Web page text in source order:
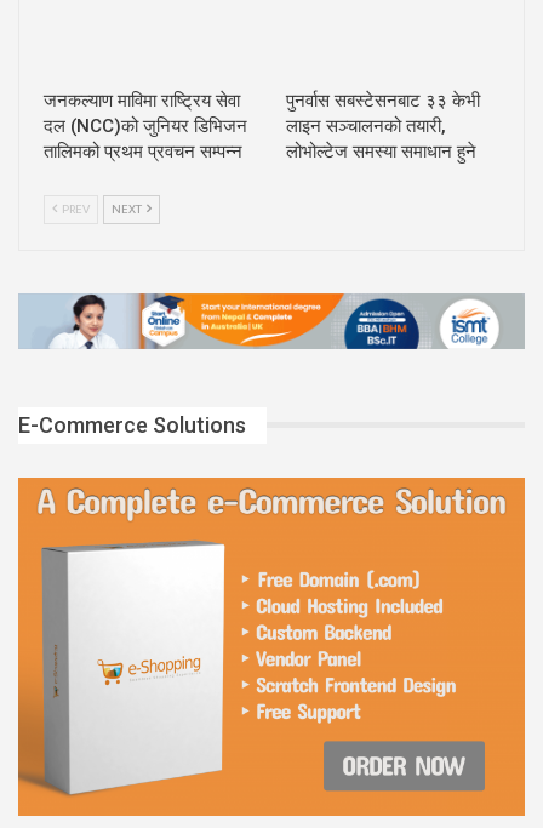
जनकल्याण माविमा राष्ट्रिय सेवा
दल (NCC)को जुनियर डिभिजन
तालिमको प्रथम प्रवचन सम्पन्न
पुनर्वास सबस्टेसनबाट ३३ केभी
लाइन सञ्चालनको तयारी,
लोभोल्टेज समस्या समाधान हुने
PREV NEXT
E-Commerce Solutions